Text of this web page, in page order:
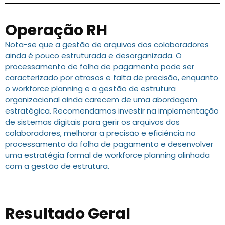
Operação RH
Nota-se que a gestão de arquivos dos colaboradores
ainda é pouco estruturada e desorganizada. O
processamento de folha de pagamento pode ser
caracterizado por atrasos e falta de precisão, enquanto
o workforce planning e a gestão de estrutura
organizacional ainda carecem de uma abordagem
estratégica. Recomendamos investir na implementação
de sistemas digitais para gerir os arquivos dos
colaboradores, melhorar a precisão e eficiência no
processamento da folha de pagamento e desenvolver
uma estratégia formal de workforce planning alinhada
com a gestão de estrutura.
Resultado Geral